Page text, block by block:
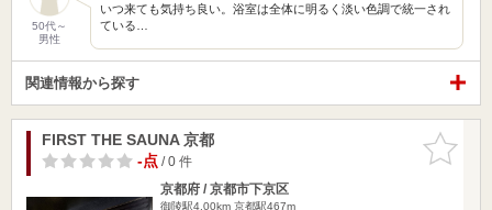
50代～
男性
いつ来ても気持ち良い。浴室は全体に明るく淡い色調で統一され
ている…
関連情報から探す
お気に入
りに追加
FIRST THE SAUNA 京都
-点/ 0 件
京都府 / 京都市下京区
御陵駅4.00km 京都駅467m